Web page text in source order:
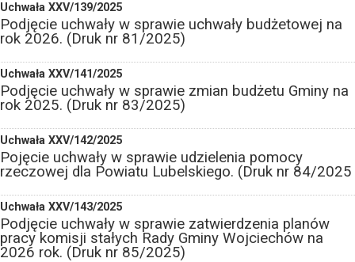
Uchwała XXV/139/2025
Podjęcie uchwały w sprawie uchwały budżetowej na
rok 2026. (Druk nr 81/2025)
Uchwała XXV/141/2025
Podjęcie uchwały w sprawie zmian budżetu Gminy na
rok 2025. (Druk nr 83/2025)
Uchwała XXV/142/2025
Pojęcie uchwały w sprawie udzielenia pomocy
rzeczowej dla Powiatu Lubelskiego. (Druk nr 84/2025
Uchwała XXV/143/2025
Podjęcie uchwały w sprawie zatwierdzenia planów
pracy komisji stałych Rady Gminy Wojciechów na
2026 rok. (Druk nr 85/2025)